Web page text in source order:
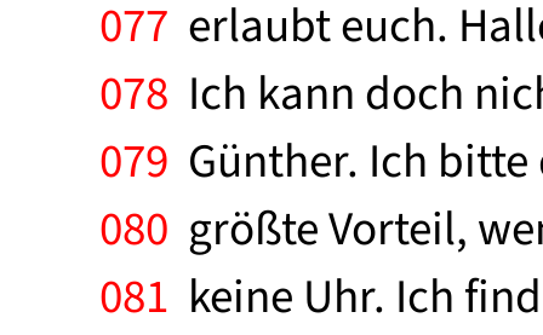
077 erlaubt euch.
078 Ich kann doch
079 Günther. Ich
080 größte Vorteil,
081 keine Uhr. Ich